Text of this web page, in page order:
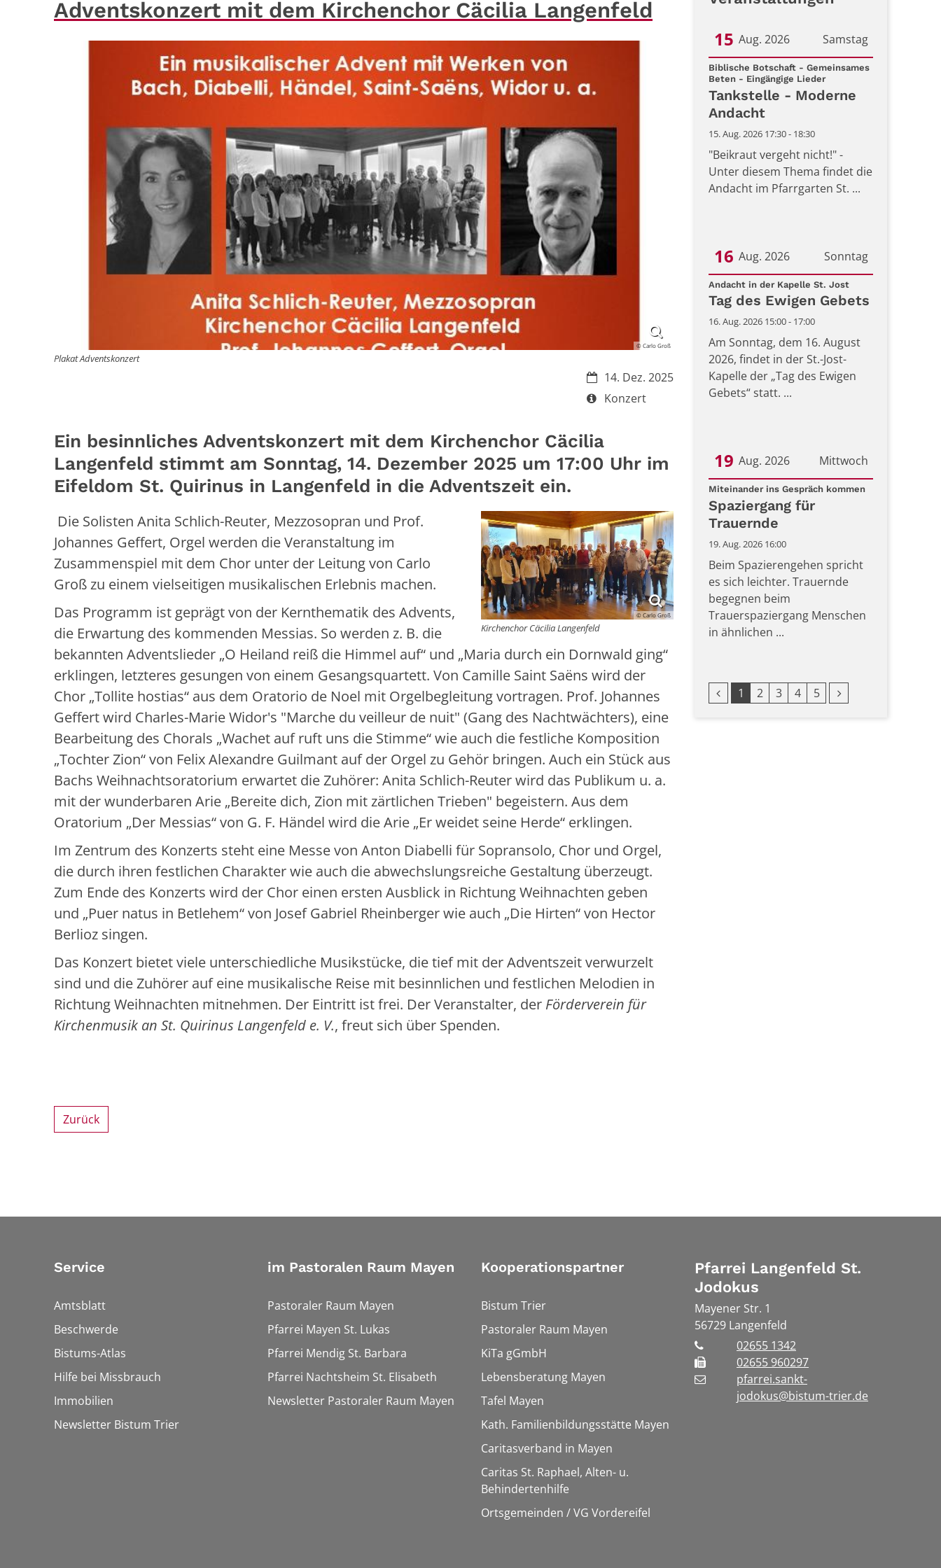
Adventskonzert mit dem Kirchenchor Cäcilia Langenfeld
© Carlo Groß
Plakat Adventskonzert
Datum:14. Dez. 2025
Art bzw. Nummer:
Konzert
Ein besinnliches Adventskonzert mit dem Kirchenchor Cäcilia
Langenfeld stimmt am Sonntag, 14. Dezember 2025 um 17:00 Uhr im
Eifeldom St. Quirinus in Langenfeld in die Adventszeit ein.
© Carlo Groß
Kirchenchor Cäcilia Langenfeld
Die Solisten Anita Schlich-Reuter, Mezzosopran und Prof.
Johannes Geffert, Orgel werden die Veranstaltung im
Zusammenspiel mit dem Chor unter der Leitung von Carlo
Groß zu einem vielseitigen musikalischen Erlebnis machen.
Das Programm ist geprägt von der Kernthematik des Advents,
die Erwartung des kommenden Messias. So werden z. B. die
bekannten Adventslieder „O Heiland reiß die Himmel auf“ und „Maria durch ein Dornwald ging“
erklingen, letzteres gesungen von einem Gesangsquartett. Von Camille Saint Saëns wird der
Chor „Tollite hostias“ aus dem Oratorio de Noel mit Orgelbegleitung vortragen. Prof. Johannes
Geffert wird Charles-Marie Widor's "Marche du veilleur de nuit" (Gang des Nachtwächters), eine
Bearbeitung des Chorals „Wachet auf ruft uns die Stimme“ wie auch die festliche Komposition
„Tochter Zion“ von Felix Alexandre Guilmant auf der Orgel zu Gehör bringen. Auch ein Stück aus
Bachs Weihnachtsoratorium erwartet die Zuhörer: Anita Schlich-Reuter wird das Publikum u. a.
mit der wunderbaren Arie „Bereite dich, Zion mit zärtlichen Trieben" begeistern. Aus dem
Oratorium „Der Messias“ von G. F. Händel wird die Arie „Er weidet seine Herde“ erklingen.
Im Zentrum des Konzerts steht eine Messe von Anton Diabelli für Sopransolo, Chor und Orgel,
die durch ihren festlichen Charakter wie auch die abwechslungsreiche Gestaltung überzeugt.
Zum Ende des Konzerts wird der Chor einen ersten Ausblick in Richtung Weihnachten geben
und „Puer natus in Betlehem“ von Josef Gabriel Rheinberger wie auch „Die Hirten“ von Hector
Berlioz singen.
Das Konzert bietet viele unterschiedliche Musikstücke, die tief mit der Adventszeit verwurzelt
sind und die Zuhörer auf eine musikalische Reise mit besinnlichen und festlichen Melodien in
Richtung Weihnachten mitnehmen. Der Eintritt ist frei. Der Veranstalter, der Förderverein für
Kirchenmusik an St. Quirinus Langenfeld e. V., freut sich über Spenden.
Samstag
15 Aug. 2026
Datum: 15. August 2026
Biblische Botschaft - Gemeinsames
Beten - Eingängige Lieder:
Tankstelle - Moderne
Andacht
15. Aug. 2026 17:30 - 18:30
"Beikraut vergeht nicht!" -
Unter diesem Thema findet die
Andacht im Pfarrgarten St. ...
Sonntag
16 Aug. 2026
Datum: 16. August 2026
Andacht in der Kapelle St. Jost:
Tag des Ewigen Gebets
16. Aug. 2026 15:00 - 17:00
Am Sonntag, dem 16. August
2026, findet in der St.-Jost-
Kapelle der „Tag des Ewigen
Gebets“ statt. ...
Mittwoch
19 Aug. 2026
Datum: 19. August 2026
Miteinander ins Gespräch kommen:
Spaziergang für
Trauernde
19. Aug. 2026 16:00
Beim Spazierengehen spricht
es sich leichter. Trauernde
begegnen beim
Trauerspaziergang Menschen
in ähnlichen ...
Vorherige Seite
1 2 3 4 5 Nächste Seite
Zurück
Service
Amtsblatt
Beschwerde
Bistums-Atlas
Hilfe bei Missbrauch
Immobilien
Newsletter Bistum Trier
im Pastoralen Raum Mayen
Pastoraler Raum Mayen
Pfarrei Mayen St. Lukas
Pfarrei Mendig St. Barbara
Pfarrei Nachtsheim St. Elisabeth
Newsletter Pastoraler Raum Mayen
Kooperationspartner
Bistum Trier
Pastoraler Raum Mayen
KiTa gGmbH
Lebensberatung Mayen
Tafel Mayen
Kath. Familienbildungsstätte Mayen
Caritasverband in Mayen
Caritas St. Raphael, Alten- u.
Behindertenhilfe
Ortsgemeinden / VG Vordereifel
Pfarrei Langenfeld St.
Jodokus
Mayener Str. 1
56729 Langenfeld
02655 1342
02655 960297
pfarrei.sankt-
jodokus@bistum-trier.de